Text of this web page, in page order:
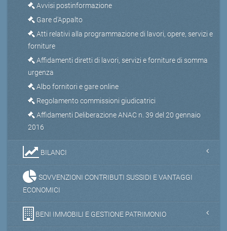
Avvisi postinformazione
Gare d'Appalto
Atti relativi alla programmazione di lavori, opere, servizi e
forniture
Affidamenti diretti di lavori, servizi e forniture di somma
urgenza
Albo fornitori e gare online
Regolamento commissioni giudicatrici
Affidamenti Deliberazione ANAC n. 39 del 20 gennaio
2016
BILANCI
SOVVENZIONI CONTRIBUTI SUSSIDI E VANTAGGI
ECONOMICI
BENI IMMOBILI E GESTIONE PATRIMONIO